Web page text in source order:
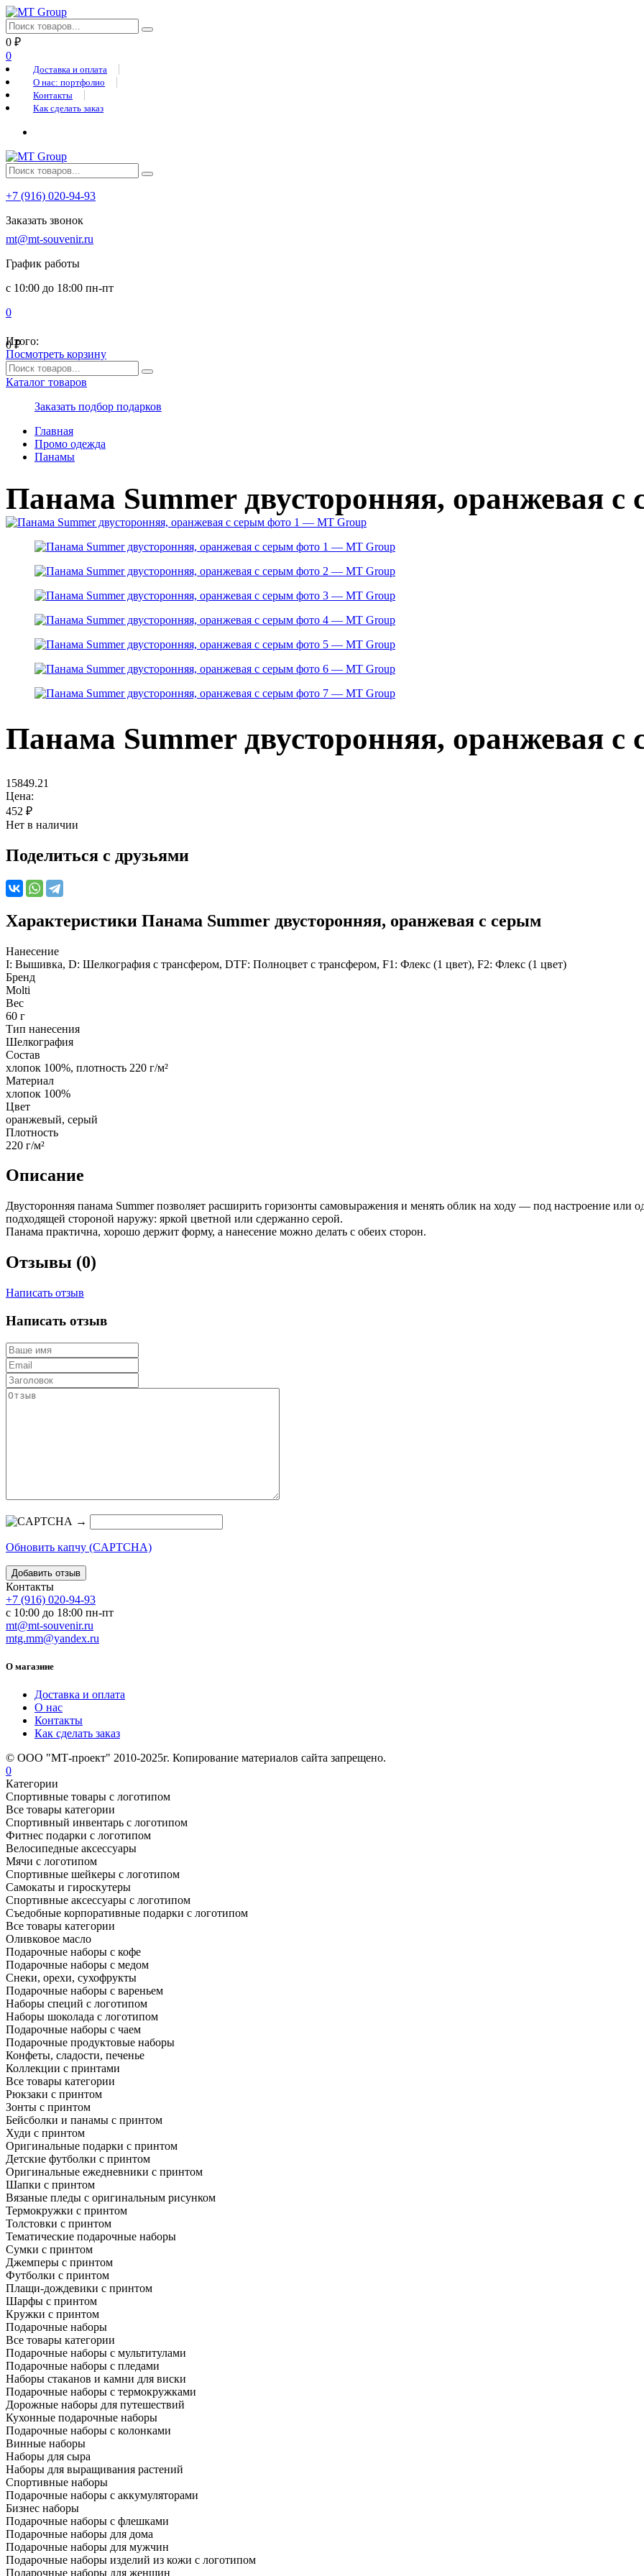
0 ₽
0
Доставка и оплата
О нас: портфолио
Контакты
Как сделать заказ
+7 (916) 020-94-93
Заказать звонок
mt@mt-souvenir.ru
График работы
с 10:00 до 18:00 пн-пт
0
0₽
Итого:
Посмотреть корзину
Каталог товаров
Заказать подбор подарков
Главная
Промо одежда
Панамы
Панама Summer двусторонняя, оранжевая с
Панама Summer двусторонняя, оранжевая с
15849.21
Цена:
452 ₽
Нет в наличии
Поделиться с друзьями
Характеристики Панама Summer двусторонняя, оранжевая с серым
Нанесение
I: Вышивка, D: Шелкография с трансфером, DTF: Полноцвет с трансфером, F1: Флекс (1 цвет), F2: Флекс (1 цвет)
Бренд
Molti
Вес
60 г
Тип нанесения
Шелкография
Состав
хлопок 100%, плотность 220 г/м²
Материал
хлопок 100%
Цвет
оранжевый, серый
Плотность
220 г/м²
Описание
Двусторонняя панама Summer позволяет расширить горизонты самовыражения и менять облик на ходу — под настроение или
подходящей стороной наружу: яркой цветной или сдержанно серой.
Панама практична, хорошо держит форму, а нанесение можно делать с обеих сторон.
Отзывы (0)
Написать отзыв
Написать отзыв
→
Обновить капчу (CAPTCHA)
Контакты
+7 (916) 020-94-93
с 10:00 до 18:00 пн-пт
mt@mt-souvenir.ru
mtg.mm@yandex.ru
О магазине
Доставка и оплата
О нас
Контакты
Как сделать заказ
© ООО "МТ-проект" 2010-2025г. Копирование материалов сайта запрещено.
0
Категории
Спортивные товары с логотипом
Все товары категории
Спортивный инвентарь с логотипом
Фитнес подарки с логотипом
Велосипедные аксессуары
Мячи с логотипом
Спортивные шейкеры с логотипом
Самокаты и гироскутеры
Спортивные аксессуары с логотипом
Съедобные корпоративные подарки с логотипом
Все товары категории
Оливковое масло
Подарочные наборы с кофе
Подарочные наборы с медом
Снеки, орехи, сухофрукты
Подарочные наборы с вареньем
Наборы специй с логотипом
Наборы шоколада с логотипом
Подарочные наборы с чаем
Подарочные продуктовые наборы
Конфеты, сладости, печенье
Коллекции с принтами
Все товары категории
Рюкзаки с принтом
Зонты с принтом
Бейсболки и панамы с принтом
Худи с принтом
Оригинальные подарки с принтом
Детские футболки с принтом
Оригинальные ежедневники с принтом
Шапки с принтом
Вязаные пледы с оригинальным рисунком
Термокружки с принтом
Толстовки с принтом
Тематические подарочные наборы
Сумки с принтом
Джемперы с принтом
Футболки с принтом
Плащи-дождевики с принтом
Шарфы с принтом
Кружки с принтом
Подарочные наборы
Все товары категории
Подарочные наборы с мультитулами
Подарочные наборы с пледами
Наборы стаканов и камни для виски
Подарочные наборы с термокружками
Дорожные наборы для путешествий
Кухонные подарочные наборы
Подарочные наборы с колонками
Винные наборы
Наборы для сыра
Наборы для выращивания растений
Спортивные наборы
Подарочные наборы с аккумуляторами
Бизнес наборы
Подарочные наборы с флешками
Подарочные наборы для дома
Подарочные наборы для мужчин
Подарочные наборы изделий из кожи с логотипом
Подарочные наборы для женщин